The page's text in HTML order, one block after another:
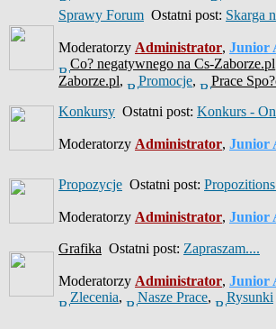
Sprawy Forum Ostatni post: Skarga
Moderatorzy Administrator, Junior
Co? negatywnego na Cs-Zaborze.pl
Zaborze.pl, Promocje, Prace
Konkursy Ostatni post: Konkurs -
Moderatorzy Administrator, Junior
Propozycje Ostatni post:
Moderatorzy Administrator, Junior
Grafika Ostatni post: Zapraszam....
Moderatorzy Administrator, Junior
Zlecenia, Nasze Prace, Rysunki